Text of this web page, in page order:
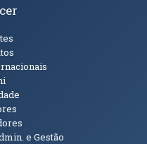
e Gestão